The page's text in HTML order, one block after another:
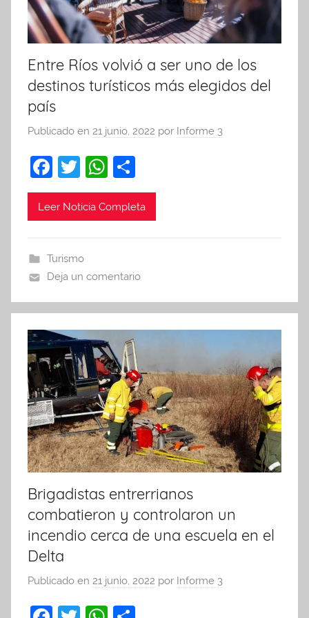
Entre Ríos volvió a ser uno de los
destinos turísticos más elegidos del
país
Publicado en 21 junio, 2022 por Informe 3
F
a
c
b
o
o
k
T
w
itt
W
h
at
p
p
o
m
tir
Leer Noticia Completa
Turismo
Deja un comentario
Brigadistas entrerrianos
combatieron y controlaron un
incendio cerca de una escuela en el
Delta
Publicado en 21 junio, 2022 por Informe 3